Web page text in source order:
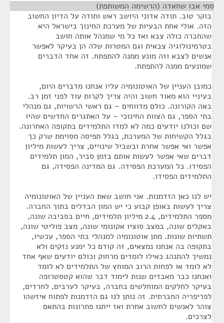
סמי אבו שחאדה (הרשימה המשותפת)
בוקר טוב. תודה אדוני היושב ראש ותודה על הדיון החשוב
הזה. אולי אחת הבעיות של מערכת החינוך בישראל היא
שהחברה כולה צבא ואז כל מי שמנהל אותה חושב
בטרמינולוגיה צבאית וגם המטרות שלה הן בעיקר לאפשר
אנשים לצבא וזה מונע ממנה להתפתח. זה אחד הדברים
שמונעים ממנה להתפתח.
כמובן העניין של האוטונומיה עליו אנחנו מדברים היום,
בעיניי הוא מאוד חשוב והיה צריך לקרות עוד לפני זמן רב.
באה הקורונה. כולם מדווחים – גם ראשי הרשויות, גם מנהלי
בתי הספר, גם הצוות החינוכי – על האתגרים החדשים שהיו
שם וכולנו יודעים כמה לא למדו התלמידים בתקופה האחרונה.
בגלל הקשיחות של המערכת, בגלל תפיסה מסוימת שרק כך
אפשר ואי אפשר אחרת ובשביל שינויים, צריך לעשות מיליון
דברים שאי אפשר לעשות אותם בזמן סביר, המון תלמידים
הפסידו. כל המערכת הפסידה. גם המדינה הפסידה, גם
התלמידים הפסידו.
יש לנו כאן הזדמנות. אני חושב שאת העניין של האוטונומיה
צריך לעשות באופן קבוע כי יש המון הבדלים בתוך החברה.
מספר התלמידים, 2.4 מיליון תלמידים, חיים בסביבה שונה,
באקלים שונה, במצב סוציו אקונומי שונה, מצב פוליטי שונה,
תשתיות שונות. מתן אוטונומיה למנהלי בתי הספר, עכשיו,
בתקופה בה אנחנו נמצאים, זה קודם כל ימנע נזקים ולא
נמשיך להתנהג כאילו לומדים מרחוק וכולם יודעים שאף אחד
לא לומד או לפחות הרוב המוחץ של התלמידים לא לומד
ואנחנו כבר מאבדים שנות לימוד דבר שהוא קטסטרופה
בעיקר לחלקים המוחלשים בחברה, בעיקר לערבים, לחרדים,
לפריפריה החברתית. זה נותן לנו גם הזדמנות לפתוח איזשהו
צוהר לאנשים לחשוב אחרת ואז ייתנו פתרונות בהתאם
לצרכים.